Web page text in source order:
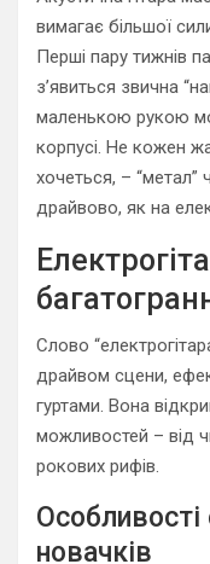
вимагає більшої
Перші пару тижнів
з’явиться звична
маленькою рукою
корпусі. Не кожен
хочеться, – “метал”
драйвово, як на
Слово
драйвом сцени,
гуртами. Вона
можливостей – від
рокових рифів.
Особливості
новачків